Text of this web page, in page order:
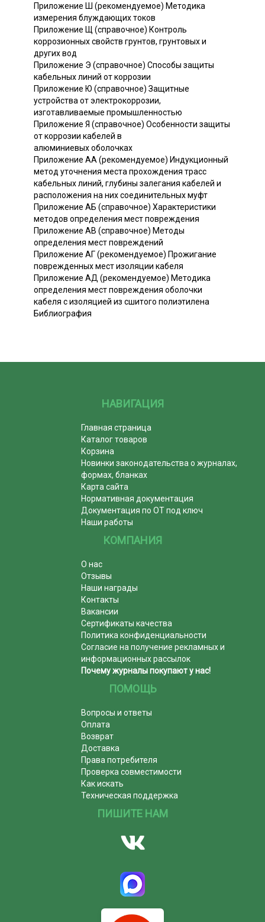
Приложение Ш (рекомендуемое) Методика
измерения блуждающих токов
Приложение Щ (справочное) Контроль
коррозионных свойств грунтов, грунтовых и
других вод
Приложение Э (справочное) Способы защиты
кабельных линий от коррозии
Приложение Ю (справочное) Защитные
устройства от электрокоррозии,
изготавливаемые промышленностью
Приложение Я (справочное) Особенности защиты
от коррозии кабелей в
алюминиевых оболочках
Приложение АА (рекомендуемое) Индукционный
метод уточнения места прохождения трасс
кабельных линий, глубины залегания кабелей и
расположения на них соединительных муфт
Приложение АБ (справочное) Характеристики
методов определения мест повреждения
Приложение АВ (справочное) Методы
определения мест повреждений
Приложение АГ (рекомендуемое) Прожигание
поврежденных мест изоляции кабеля
Приложение АД (рекомендуемое) Методика
определения мест повреждения оболочки
кабеля с изоляцией из сшитого полиэтилена
Библиография
НАВИГАЦИЯ
Главная страница
Каталог товаров
Корзина
Новинки законодательства о журналах,
формах, бланках
Карта сайта
Нормативная документация
Документация по ОТ под ключ
Наши работы
КОМПАНИЯ
О нас
Отзывы
Наши награды
Контакты
Вакансии
Сертификаты качества
Политика конфиденциальности
Согласие на получение рекламных и
информационных рассылок
Почему журналы покупают у нас!
ПОМОЩЬ
Вопросы и ответы
Оплата
Возврат
Доставка
Права потребителя
Проверка совместимости
Как искать
Техническая поддержка
ПИШИТЕ НАМ